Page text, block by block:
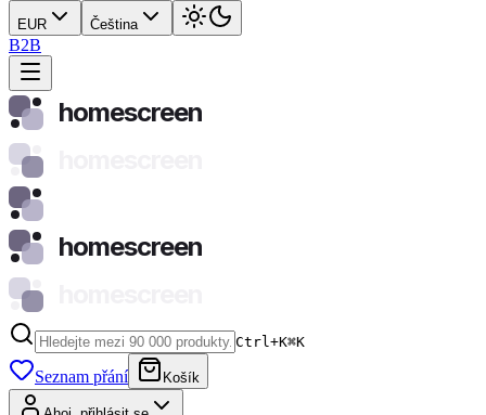
EUR Čeština
B2B
homescreen
homescreen
Ctrl+K⌘K
Seznam přání Košík